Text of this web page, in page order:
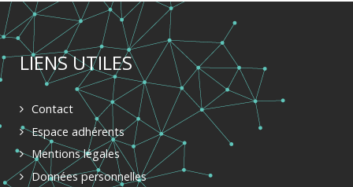
LIENS UTILES
Contact
Espace adhérents
Mentions légales
Données personnelles